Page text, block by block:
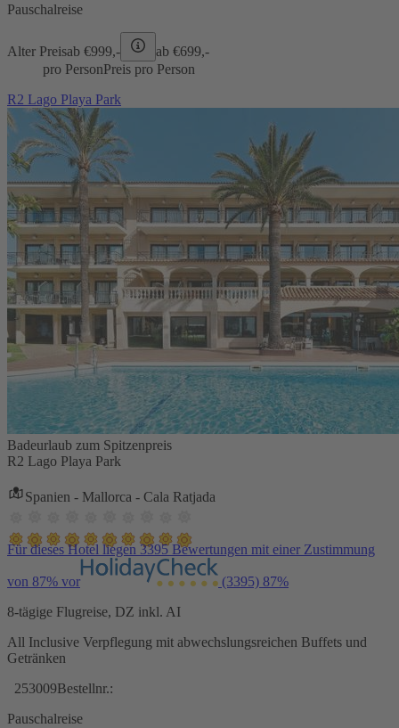
Pauschalreise
Alter Preisab €999,- ab €699,-
pro PersonPreis pro Person
R2 Lago Playa Park
Badeurlaub zum Spitzenpreis
R2 Lago Playa Park
Spanien - Mallorca - Cala Ratjada
Für dieses Hotel liegen 3395 Bewertungen mit einer Zustimmung
von 87% vor (3395) 87%
8-tägige Flugreise, DZ inkl. AI
All Inclusive Verpflegung mit abwechslungsreichen Buffets und
Getränken
253009Bestellnr.:
Pauschalreise